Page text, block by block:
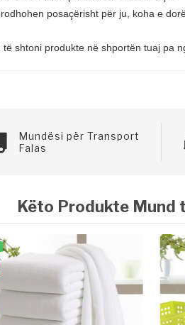
posaçërisht për ju, koha e
shtoni produkte në shportën tuaj pa
Mundësi për Transport
Falas
Këto Produkte Mund